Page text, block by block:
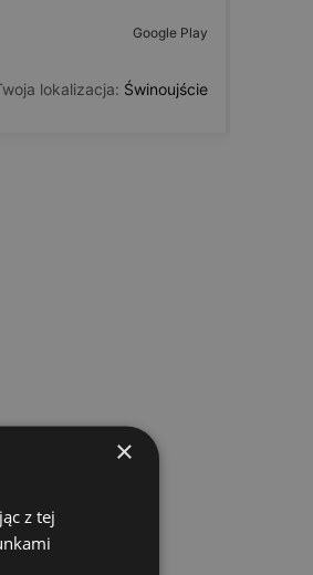
Google Play
lokalizacja: Świnoujście
×
z tej